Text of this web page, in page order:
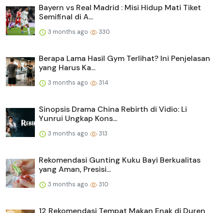
Bayern vs Real Madrid : Misi Hidup Mati Tiket
Semifinal di A...
3 months ago 330
Berapa Lama Hasil Gym Terlihat? Ini Penjelasan
yang Harus Ka...
3 months ago 314
Sinopsis Drama China Rebirth di Vidio: Li
Yunrui Ungkap Kons...
3 months ago 313
Rekomendasi Gunting Kuku Bayi Berkualitas
yang Aman, Presisi...
3 months ago 310
12 Rekomendasi Tempat Makan Enak di Duren